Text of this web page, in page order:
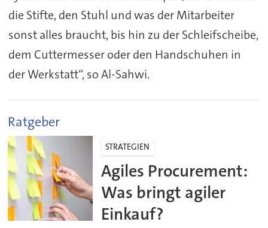
die Stifte, den Stuhl und was der Mitarbeiter
sonst alles braucht, bis hin zu der Schleifscheibe,
dem Cuttermesser oder den Handschuhen in
der Werkstatt“, so Al-Sahwi.
Ratgeber
STRATEGIEN
Agiles Procurement:
Was bringt agiler
Einkauf?